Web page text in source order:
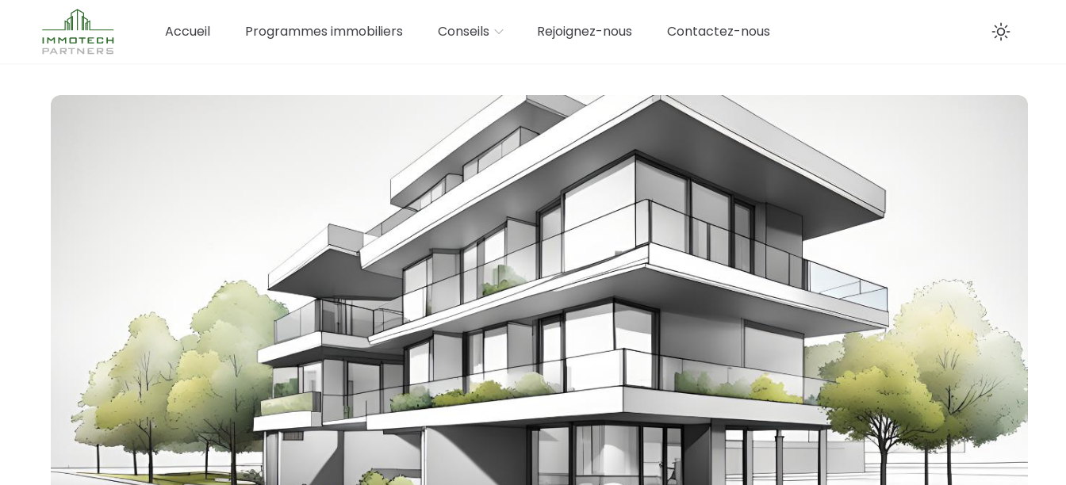
Accueil Programmes immobiliers Conseils Rejoignez-nous Contactez-nous